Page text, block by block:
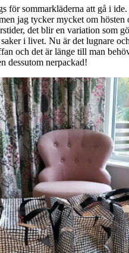
för sommarkläderna att gå i
jag tycker mycket om hösten
det blir en variation som
i livet. Nu är det lugnare
och det är länge till man
dessutom nerpackad!